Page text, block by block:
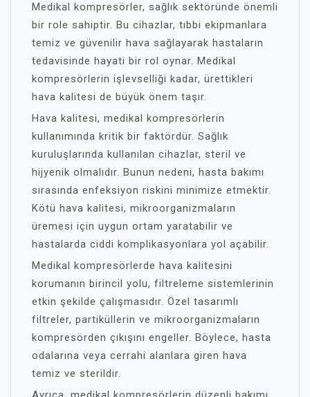
Medikal kompresörler, sağlık sektöründe önemli
bir role sahiptir. Bu cihazlar, tıbbi ekipmanlara
temiz ve güvenilir hava sağlayarak hastaların
tedavisinde hayati bir rol oynar. Medikal
kompresörlerin işlevselliği kadar, ürettikleri
hava kalitesi de büyük önem taşır.
Hava kalitesi, medikal kompresörlerin
kullanımında kritik bir faktördür. Sağlık
kuruluşlarında kullanılan cihazlar, steril ve
hijyenik olmalıdır. Bunun nedeni, hasta bakımı
sırasında enfeksiyon riskini minimize etmektir.
Kötü hava kalitesi, mikroorganizmaların
üremesi için uygun ortam yaratabilir ve
hastalarda ciddi komplikasyonlara yol açabilir.
Medikal kompresörlerde hava kalitesini
korumanın birincil yolu, filtreleme sistemlerinin
etkin şekilde çalışmasıdır. Özel tasarımlı
filtreler, partiküllerin ve mikroorganizmaların
kompresörden çıkışını engeller. Böylece, hasta
odalarına veya cerrahi alanlara giren hava
temiz ve sterildir.